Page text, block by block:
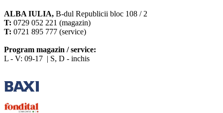
ALBA IULIA, B-dul Republicii bloc 108 / 2
T: 0729 052 221 (magazin)
T: 0721 895 777 (service)
Program magazin / service:
L - V: 09-17 | S, D - inchis